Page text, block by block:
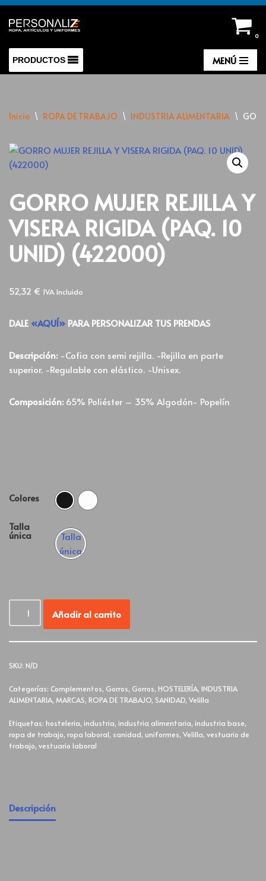
Saltar
al
contenido
0
PRODUCTOS MENÚ
Inicio \ ROPA DE TRABAJO \ INDUSTRIA ALIMENTARIA \
GORRO MUJER REJILLA Y
VISERA RIGIDA (PAQ. 10
UNID) (422000)
52,32 € IVA Incluido
DALE «AQUÍ» PARA PERSONALIZAR TUS PRENDAS
Descripción: -Cofia con semi rejilla. -Rejilla en parte
superior. -Regulable con elástico. -Unisex.
Composición:65% Poliéster – 35% Algodón- Popelín
Colores
Talla
única
Talla
única
Añadir al carrito
SKU: N/D
Categorías: Complementos, Gorros, Gorros, HOSTELERÍA, INDUSTRIA
ALIMENTARIA, MARCAS, ROPA DE TRABAJO, SANIDAD, Velilla
Etiquetas: hosteleria, industria, industria alimentaria, industria base,
ropa de trabajo, ropa laboral, sanidad, uniformes, Velilla, vestuario de
trabajo, vestuario laboral
Descripción